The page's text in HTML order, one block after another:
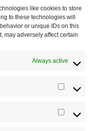
like cookies to store
to these technologies will
or unique IDs on this
may adversely affect certain
Always active